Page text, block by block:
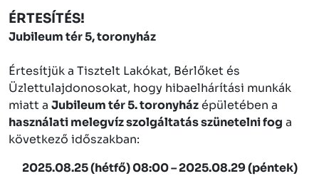
ÉRTESÍTÉS!
Jubileum tér 5, toronyház
Értesítjük a Tisztelt Lakókat, Bérlőket és
Üzlettulajdonosokat, hogy hibaelhárítási munkák
miatt a Jubileum tér 5. toronyházépületében a
használati melegvíz szolgáltatás szünetelni fog a
következő időszakban:
2025.08.25 (hétfő) 08:00 – 2025.08.29 (péntek)